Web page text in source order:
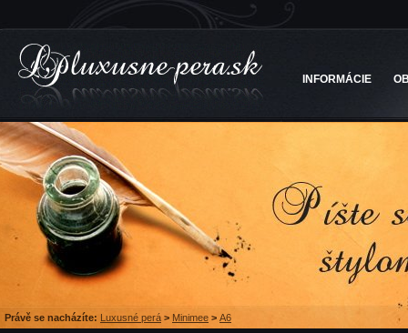
INFORMÁCIE
Právě se nacházíte: Luxusné perá > Minimee > A6